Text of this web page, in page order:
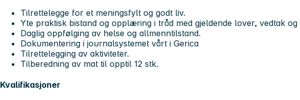
Tilrettelegge for et meningsfylt og godt liv.
Yte praktisk bistand og opplæring i tråd med gjeldende lover, vedtak og
Daglig oppfølging av helse og allmenntilstand.
Dokumentering i journalsystemet vårt i Gerica
Tilrettelegging av aktiviteter.
Tilberedning av mat til opptil 12 stk.
Kvalifikasjoner